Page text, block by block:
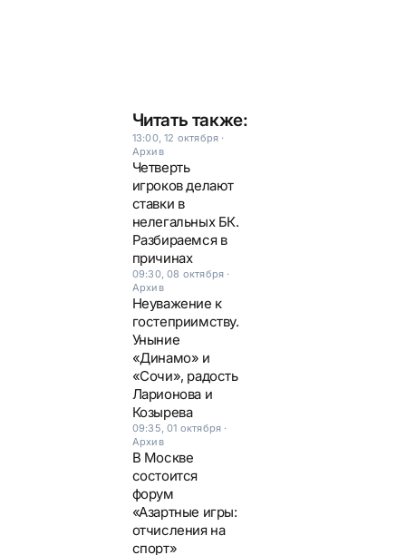
Читать также:
13:00, 12 октября ·
Архив
Четверть
игроков делают
ставки в
нелегальных БК.
Разбираемся в
причинах
09:30, 08 октября ·
Архив
Неуважение к
гостеприимству.
Уныние
«Динамо» и
«Сочи», радость
Ларионова и
Козырева
09:35, 01 октября ·
Архив
В Москве
состоится
форум
«Азартные игры:
отчисления на
спорт»